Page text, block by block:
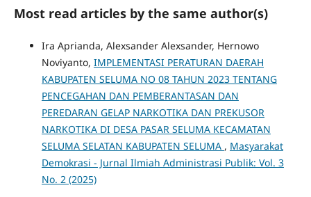
Most read articles by the same author(s)
Ira Aprianda, Alexsander Alexsander, Hernowo
Noviyanto, IMPLEMENTASI PERATURAN DAERAH
KABUPATEN SELUMA NO 08 TAHUN 2023 TENTANG
PENCEGAHAN DAN PEMBERANTASAN DAN
PEREDARAN GELAP NARKOTIKA DAN PREKUSOR
NARKOTIKA DI DESA PASAR SELUMA KECAMATAN
SELUMA SELATAN KABUPATEN SELUMA , Masyarakat
Demokrasi - Jurnal Ilmiah Administrasi Publik: Vol. 3
No. 2 (2025)